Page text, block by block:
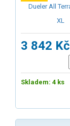
3 842 Kč
Skladem: 4 ks